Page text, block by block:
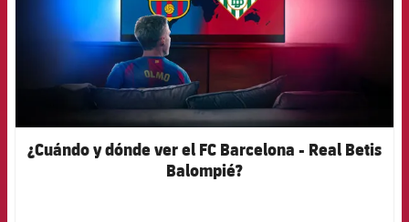
¿Cuándo y dónde ver el FC Barcelona - Real Betis
Balompié?